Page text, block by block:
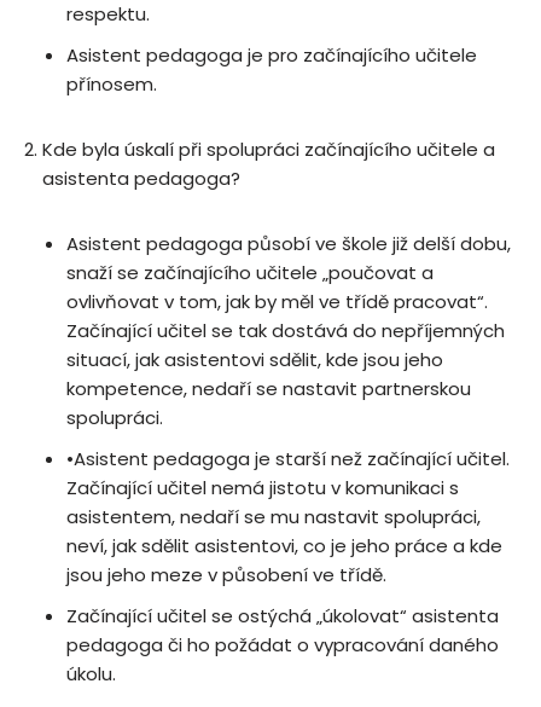
respektu.
Asistent pedagoga je pro začínajícího učitele
přínosem.
Kde byla úskalí při spolupráci začínajícího učitele a
asistenta pedagoga?
Asistent pedagoga působí ve škole již delší dobu,
snaží se začínajícího učitele „poučovat a
ovlivňovat v tom, jak by měl ve třídě pracovat“.
Začínající učitel se tak dostává do nepříjemných
situací, jak asistentovi sdělit, kde jsou jeho
kompetence, nedaří se nastavit partnerskou
spolupráci.
•Asistent pedagoga je starší než začínající učitel.
Začínající učitel nemá jistotu v komunikaci s
asistentem, nedaří se mu nastavit spolupráci,
neví, jak sdělit asistentovi, co je jeho práce a kde
jsou jeho meze v působení ve třídě.
Začínající učitel se ostýchá „úkolovat“ asistenta
pedagoga či ho požádat o vypracování daného
úkolu.